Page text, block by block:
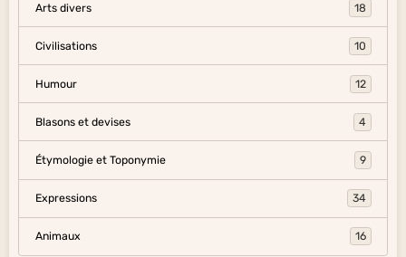
Arts divers 18
Civilisations 10
Humour 12
Blasons et devises 4
Étymologie et Toponymie 9
Expressions 34
Animaux 16